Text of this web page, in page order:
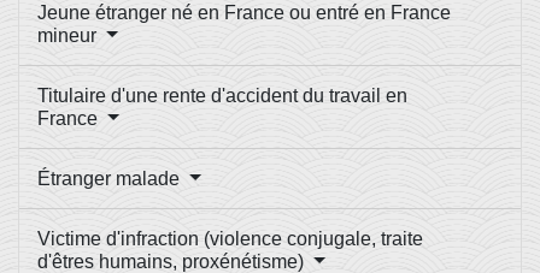
Jeune étranger né en France ou entré en France
mineur
Titulaire d'une rente d'accident du travail en
France
Étranger malade
Victime d'infraction (violence conjugale, traite
d'êtres humains, proxénétisme)